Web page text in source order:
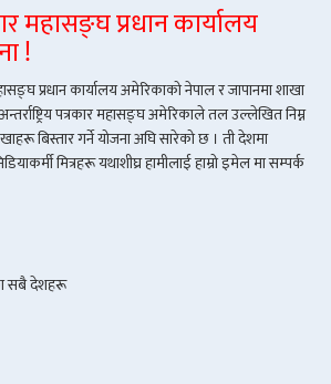
महासङ्घ प्रधान कार्यालय
!
प्रधान कार्यालय अमेरिकाको नेपाल र जापानमा शाखा
पत्रकार महासङ्घ अमेरिकाले तल उल्लेखित निम्न
बिस्तार गर्ने योजना अघि सारेको छ । ती देशमा
मित्रहरू यथाशीघ्र हामीलाई हाम्रो इमेल मा सम्पर्क
सबै देशहरू